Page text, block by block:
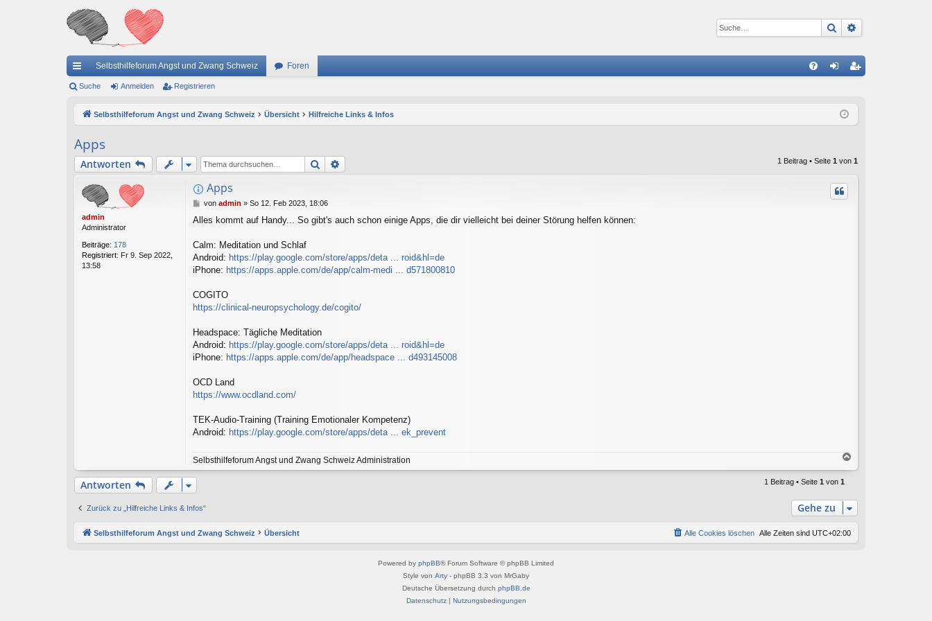
Suche
ch
ug
riff
Selbsthilfeforum Angst und Zwang Schweiz Foren
ist
Suche Anmelden Registrieren
Selbsthilfeforum Angst und Zwang Schweiz Übersicht Hilfreiche Links & Infos
Apps
Antworten Suche 1 Beitrag • Seite 1 von 1
admin
Administrator
Beiträge: 178
Registriert: Fr 9. Sep 2022,
13:58
Apps
B
i
r
a
g
von admin » So 12. Feb 2023, 18:06
Alles kommt auf Handy... So gibt's auch schon einige Apps, die dir vielleicht bei deiner Störung helfen können:
Calm: Meditation und Schlaf
Android: https://play.google.com/store/apps/deta ... roid&hl=de
iPhone: https://apps.apple.com/de/app/calm-medi ... d571800810
COGITO
https://clinical-neuropsychology.de/cogito/
Headspace: Tägliche Meditation
Android: https://play.google.com/store/apps/deta ... roid&hl=de
iPhone: https://apps.apple.com/de/app/headspace ... d493145008
OCD Land
https://www.ocdland.com/
TEK-Audio-Training (Training Emotionaler Kompetenz)
Android: https://play.google.com/store/apps/deta ... ek_prevent
Selbsthilfeforum Angst und Zwang Schweiz Administration
a
o
Antworten 1 Beitrag • Seite 1 von 1
Zurück zu „Hilfreiche Links & Infos“ Gehe zu
Selbsthilfeforum Angst und Zwang Schweiz Übersicht Alle Zeiten sind UTC+02:00
Alle Cookies löschen
Powered by phpBB® Forum Software © phpBB Limited
Style von Arty - phpBB 3.3 von MrGaby
Deutsche Übersetzung durch phpBB.de
Datenschutz| Nutzungsbedingungen